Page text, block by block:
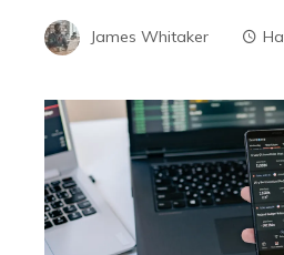
James Whitaker